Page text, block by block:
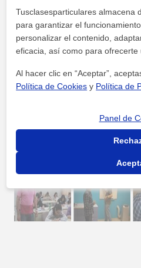
−
Tusclasesparticulares almacena
para garantizar el
personalizar el contenido,
eficacia, así como para ofrecerte
Al hacer clic en “Aceptar”,
Política de Cookies y Política de
Panel de